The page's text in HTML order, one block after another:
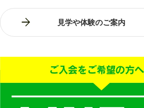
見学や体験のご案内